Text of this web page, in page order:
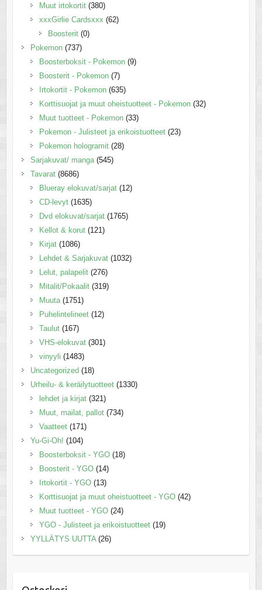
Muut irtokortit (380)
xxxGirlie Cardsxxx (62)
Boosterit (0)
Pokemon (737)
Boosterboksit - Pokemon (9)
Boosterit - Pokemon (7)
Irtokortit - Pokemon (635)
Korttisuojat ja muut oheistuotteet - Pokemon (32)
Muut tuotteet - Pokemon (33)
Pokemon - Julisteet ja erikoistuotteet (23)
Pokemon hologramit (28)
Sarjakuvat/ manga (545)
Tavarat (8686)
Blueray elokuvat/sarjat (12)
CD-levyt (1635)
Dvd elokuvat/sarjat (1765)
Kellot & korut (121)
Kirjat (1086)
Lehdet & Sarjakuvat (1032)
Lelut, palapelit (276)
Mitalit/Pokaalit (319)
Muuta (1751)
Puhelintelineet (12)
Taulut (167)
VHS-elokuvat (301)
vinyyli (1483)
Uncategorized (18)
Urheilu- & keräilytuotteet (1330)
lehdet ja kirjat (321)
Muut, mailat, pallot (734)
Vaatteet (171)
Yu-Gi-Oh! (104)
Boosterboksit - YGO (18)
Boosterit - YGO (14)
Irtokortit - YGO (13)
Korttisuojat ja muut oheistuotteet - YGO (42)
Muut tuotteet - YGO (24)
YGO - Julisteet ja erikoistuotteet (19)
YYLLÄTYS UUTTA (26)